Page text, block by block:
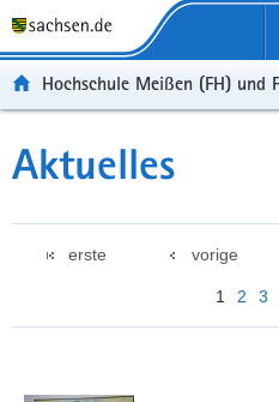
Portalübergreifende
Hochschule Meißen (FH) und
Aktuelles
erste vorige
1 2 3